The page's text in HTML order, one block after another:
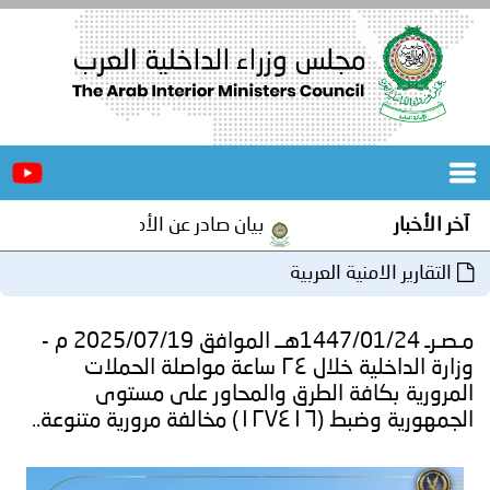
الرئيسية
المجلس
مؤتمرات
و
جهود
آخر الأخبار بيان صادر عن الأمانة العامة لمجلس
التقارير الامنية العربية
مـصـرـ 1447/01/24هــ الموافق 2025/07/19 م -
وزارة الداخلية خلال ٢٤ ساعة مواصلة الحملات
المرورية بكافة الطرق والمحاور على مستوى
الجمهورية وضبط (۱۲۷٤١٦) مخالفة مرورية متنوعة..